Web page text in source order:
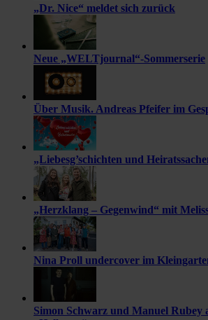
„Dr. Nice“ meldet sich zurück
Neue „WELTjournal“-Sommerserie
Über Musik. Andreas Pfeifer im
„Liebesg’schichten und
„Herzklang – Gegenwind“ mit
Nina Proll undercover im
Simon Schwarz und Manuel Rubey